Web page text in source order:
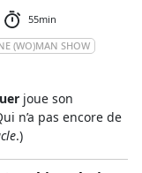
55min
(WO)MAN SHOW
joue son
n’a pas encore de
.)